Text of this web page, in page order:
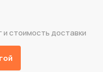
стоимость доставки